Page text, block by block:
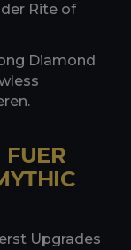
Rite of
Diamond
FUER
Upgrades